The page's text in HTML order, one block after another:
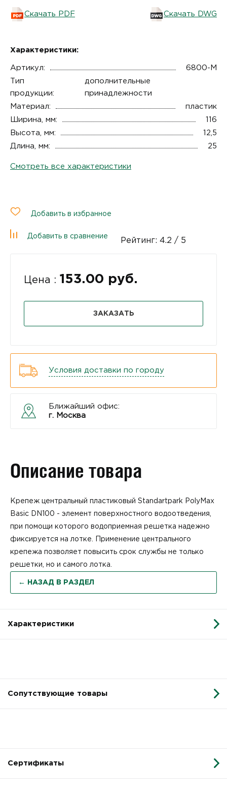
Скачать PDF Скачать DWG
Характеристики:
Артикул:
6800-М
Тип
продукции:
дополнительные
принадлежности
Материал:
пластик
Ширина, мм:
116
Высота, мм:
12,5
Длина, мм:
25
Смотреть все характеристики
Добавить в избранное
Добавить в сравнение
Рейтинг: 4.2 / 5
Цена : 153.00 руб.
ЗАКАЗАТЬ
Условия доставки по городу
Ближайший офис:
г. Москва
Описание товара
Крепеж центральный пластиковый Standartpark PolyMax
Basic DN100 - элемент поверхностного водоотведения,
при помощи которого водоприемная решетка надежно
фиксируется на лотке. Применение центрального
крепежа позволяет повысить срок службы не только
решетки, но и самого лотка.
← НАЗАД В РАЗДЕЛ
Характеристики
Сопутствующие товары
Сертификаты